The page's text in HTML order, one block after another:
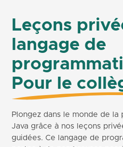
Leçons
langage de
Pour le
Plongez dans le monde de la
Java grâce à nos leçons
guidées. Ce langage de